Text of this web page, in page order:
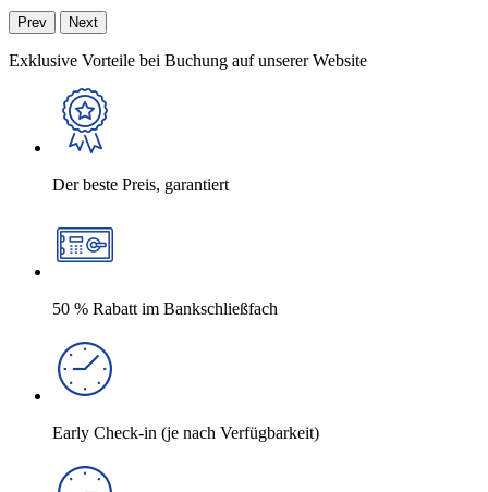
Prev Next
Exklusive Vorteile bei Buchung auf unserer Website
Der beste Preis, garantiert
50 % Rabatt im Bankschließfach
Early Check-in (je nach Verfügbarkeit)